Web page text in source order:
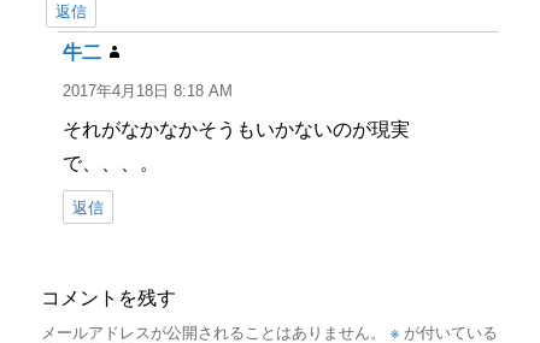
返信
牛二
り:
2017年4月18日 8:18 AM
それがなかなかそうもいかないのが現実
で、、、。
返信
コメントを残す
メールアドレスが公開されることはありません。 ※ が付いている